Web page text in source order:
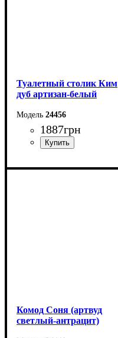
Туалетный столик Ким
дуб артизан-белый
24456
1887грн
Ширина: 93 см
Комод Соня (артвуд
светлый-антрацит)